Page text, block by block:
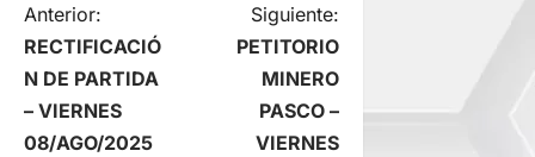
N
a
v
Anterior:
RECTIFICACIÓ
N DE PARTIDA
– VIERNES
08/AGO/2025
Siguiente:
PETITORIO
MINERO
PASCO –
VIERNES